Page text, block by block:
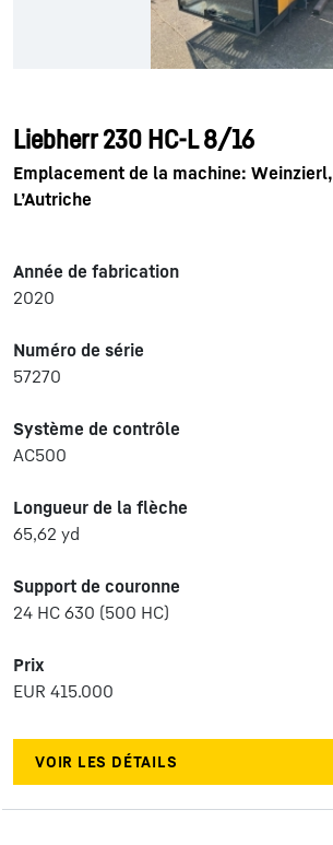
Liebherr 230 HC-L 8/16
Emplacement de la machine: Weinzierl,
L’Autriche
Année de fabrication
2020
Numéro de série
57270
Système de contrôle
AC500
Longueur de la flèche
65,62 yd
Support de couronne
24 HC 630 (500 HC)
Prix
EUR 415.000
VOIR LES DÉTAILS